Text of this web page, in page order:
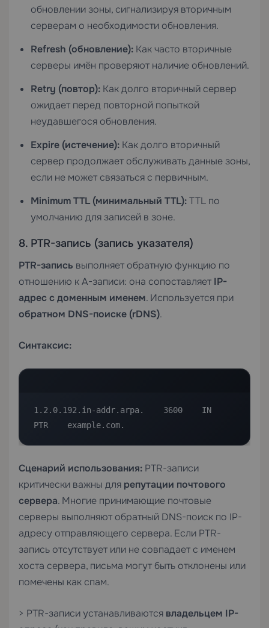
обновлении зоны, сигнализируя вторичным
серверам о необходимости обновления.
Refresh (обновление): Как часто вторичные
серверы имён проверяют наличие обновлений.
Retry (повтор): Как долго вторичный сервер
ожидает перед повторной попыткой
неудавшегося обновления.
Expire (истечение): Как долго вторичный
сервер продолжает обслуживать данные зоны,
если не может связаться с первичным.
Minimum TTL (минимальный TTL):TTL по
умолчанию для записей в зоне.
8. PTR-запись (запись указателя)
PTR-запись выполняет обратную функцию по
отношению к A-записи: она сопоставляет IP-
адрес с доменным именем. Используется при
обратном DNS-поиске (rDNS).
Синтаксис:
1.2.0.192.in-addr.arpa.    3600    IN
PTR    example.com.
Сценарий использования: PTR-записи
критически важны для репутации почтового
сервера. Многие принимающие почтовые
серверы выполняют обратный DNS-поиск по IP-
адресу отправляющего сервера. Если PTR-
запись отсутствует или не совпадает с именем
хоста сервера, письма могут быть отклонены или
помечены как спам.
> PTR-записи устанавливаются владельцем IP-